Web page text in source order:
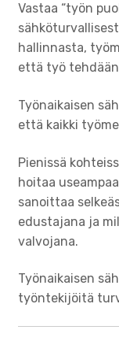
Vastaa “työn
hallinnasta,
että työ
Työnaikaisen
että kaikki
Pienissä
hoitaa
sanoittaa
edustajana ja
valvojana.
Työnaikaisen
työntekijöitä